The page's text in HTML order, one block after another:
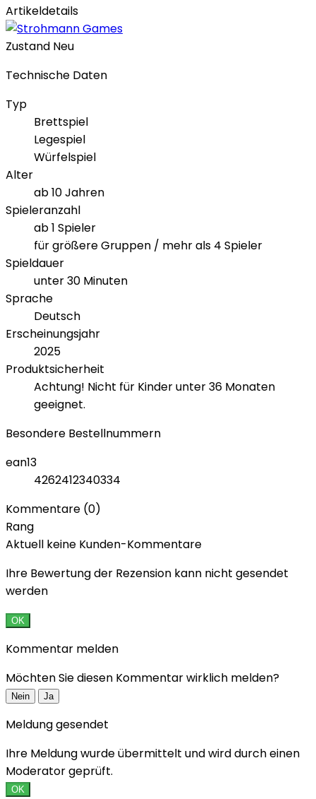
Artikeldetails
Zustand Neu
Technische Daten
Typ
Brettspiel
Legespiel
Würfelspiel
Alter
ab 10 Jahren
Spieleranzahl
ab 1 Spieler
für größere Gruppen / mehr als 4 Spieler
Spieldauer
unter 30 Minuten
Sprache
Deutsch
Erscheinungsjahr
2025
Produktsicherheit
Achtung! Nicht für Kinder unter 36 Monaten
geeignet.
Besondere Bestellnummern
ean13
4262412340334
Kommentare (0)
Rang
Aktuell keine Kunden-Kommentare
Ihre Bewertung der Rezension kann nicht gesendet
werden
OK
Kommentar melden
Möchten Sie diesen Kommentar wirklich melden?
Nein Ja
Meldung gesendet
Ihre Meldung wurde übermittelt und wird durch einen
Moderator geprüft.
OK